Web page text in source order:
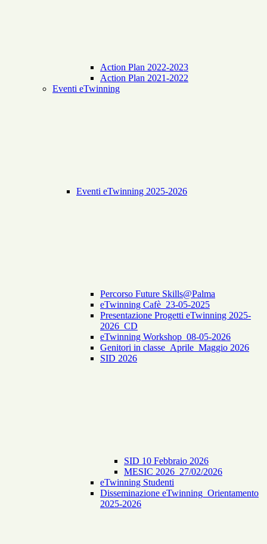
Action Plan 2022-2023
Action Plan 2021-2022
Eventi eTwinning
Eventi eTwinning 2025-2026
Percorso Future Skills@Palma
eTwinning Cafè_23-05-2025
Presentazione Progetti eTwinning 2025-
2026_CD
eTwinning Workshop_08-05-2026
Genitori in classe_Aprile_Maggio 2026
SID 2026
SID 10 Febbraio 2026
MESIC 2026_27/02/2026
eTwinning Studenti
Disseminazione eTwinning_Orientamento
2025-2026